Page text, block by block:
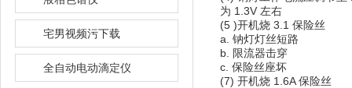
宅男视频污下载
全自动电动滴定仪
为 1.3V 左右
(5 )开机烧 3.1 保险丝
a. 钠灯灯丝短路
b. 限流器击穿
c. 保险丝座坏
(7) 开机烧 1.6A 保险丝